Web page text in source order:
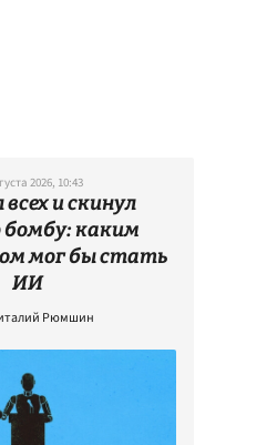
2026, 10:43
и скинул
бомбу: каким
мог бы стать
ИИ
Рюмшин